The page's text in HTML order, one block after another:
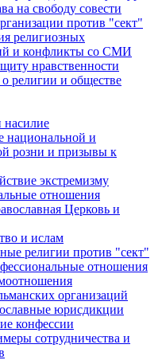
на свободу совести
против "сект"
религиозных
и конфликты со СМИ
нравственности
религии и обществе
насилие
национальной и
розни и призывы к
экстремизму
отношения
Церковь и
и ислам
религии против "сект"
отношения
организаций
юрисдикции
конфессии
сотрудничества и